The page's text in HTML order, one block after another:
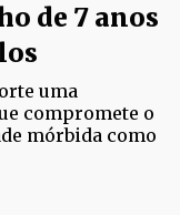
de 7 anos
uma
compromete o
mórbida como